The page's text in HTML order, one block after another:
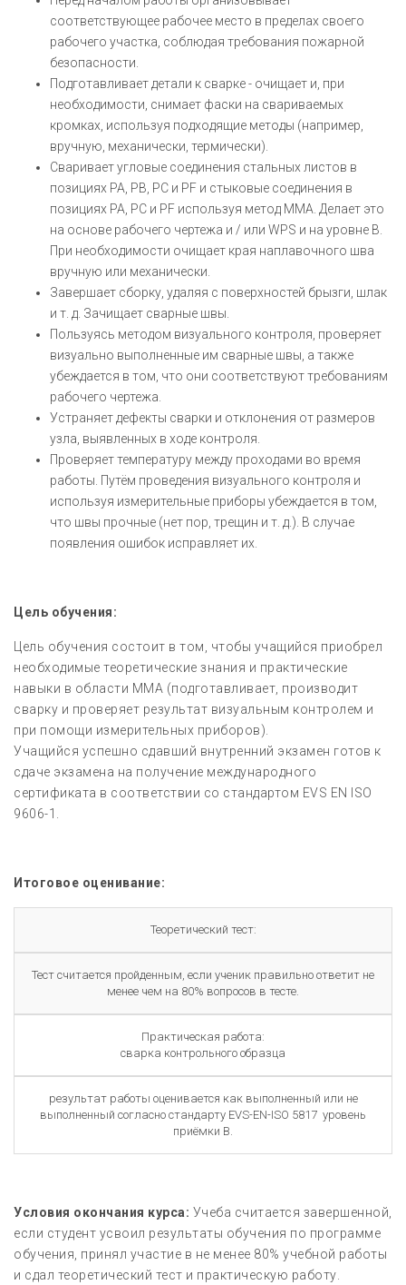
соответствующее рабочее место в пределах своего
рабочего участка, соблюдая требования пожарной
безопасности.
Подготавливает детали к сварке - очищает и, при
необходимости, снимает фаски на свариваемых
кромках, используя подходящие методы (например,
вручную, механически, термически).
Сваривает угловые соединения стальных листов в
позициях PA, PB, PC и PF и стыковые соединения в
позициях PA, PC и PF используя метод MMA. Делает это
на основе рабочего чертежа и / или WPS и на уровне В.
При необходимости очищает края наплавочного шва
вручную или механически.
Завершает сборку, удаляя с поверхностей брызги, шлак
и т. д. Зачищает сварные швы.
Пользуясь методом визуального контроля, проверяет
визуально выполненные им сварные швы, а также
убеждается в том, что они соответствуют требованиям
рабочего чертежа.
Устраняет дефекты сварки и отклонения от размеров
узла, выявленных в ходе контроля.
Проверяет температуру между проходами во время
работы. Путём проведения визуального контроля и
используя измерительные приборы убеждается в том,
что швы прочные (нет пор, трещин и т. д.). В случае
появления ошибок исправляет их.
Цель обучения:
Цель обучения состоит в том, чтобы учащийся приобрел
необходимые теоретические знания и практические
навыки в области MMA (подготавливает, производит
сварку и проверяет результат визуальным контролем и
при помощи измерительных приборов).
Учащийся успешно сдавший внутренний экзамен готов к
сдаче экзамена на получение международного
сертификата в соответствии со стандартом EVS EN ISO
9606-1.
Итоговое оценивание:
Теоретический тест:
Тест считается пройденным, если ученик правильно ответит не
менее чем на 80% вопросов в тесте.
Практическая работа:
сварка контрольного образца
результат работы оценивается как выполненный или не
выполненный согласно стандарту EVS-EN-ISO 5817 уровень
приёмки B.
Условия окончания курса: Учеба считается завершенной,
если студент усвоил результаты обучения по программе
обучения, принял участие в не менее 80% учебной работы
и сдал теоретический тест и практическую работу.